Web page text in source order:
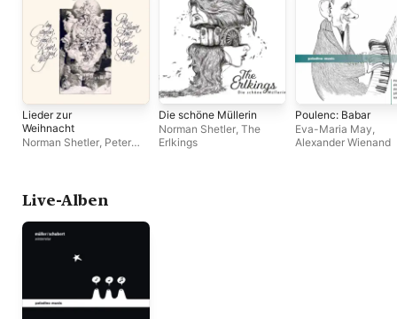
Lieder zur
Weihnacht
Norman Shetler, Peter
Die schöne Müllerin
Norman Shetler, The
Erlkings
Poulenc: Babar
Eva-Maria May,
Alexander Wienand
Live-Alben